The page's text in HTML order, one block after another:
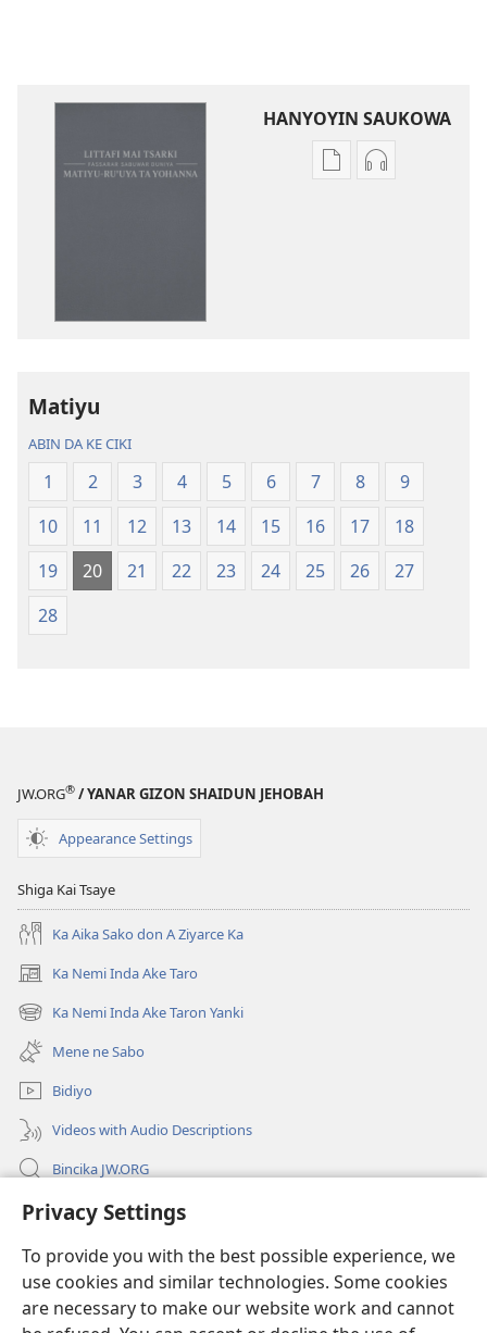
Privacy Settings
To provide you with the best possible experience, we
use cookies and similar technologies. Some cookies
are necessary to make our website work and cannot
HANYOYIN SAUKOWA
Sauko
2013)
Sauko
2013)
Matiyu
ABIN DA KE CIKI
1 2 3 4 5 6 7 8
9
10
11 12 13 14 15 16 17
18
19
20 21 22 23 24 25 26
27
28
JW.ORG® / YANAR GIZON SHAIDUN JEHOBAH
Appearance Settings
Shiga Kai Tsaye
Ka Aika Sako don A Ziyarce Ka
Ka Nemi Inda Ake Taro
(opens
new
window)
Ka Nemi Inda Ake Taron Yanki
(opens
new
window)
Mene ne Sabo
Bidiyo
Videos with Audio Descriptions
Bincika JW.ORG
Labaran Shari’a
Gudummawa
(opens
new
window)Watchtower LABURARE NA INTANE